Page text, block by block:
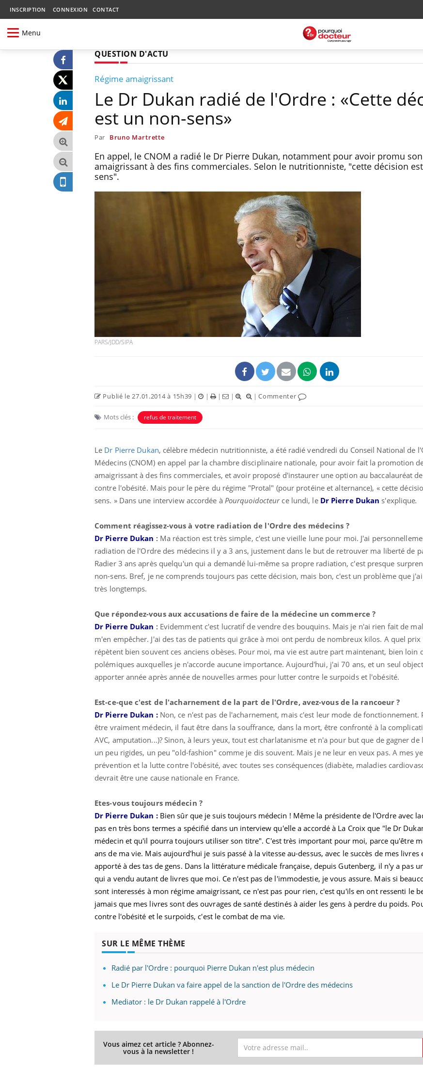
INSCRIPTION CONNEXION CONTACT
Menu
QUESTION D'ACTU
Régime amaigrissant
Le Dr Dukan radié de l'Ordre : «Cette
est un non-sens»
Par Bruno Martrette
En appel, le CNOM a radié le Dr Pierre Dukan, notamment pour avoir promu
amaigrissant à des fins commerciales. Selon le nutritionniste, "cette décision
sens".
PARS/JDD/SIPA
Publié le 27.01.2014 à 15h39 | | | | |Commenter
Mots clés : refus de traitement
Le Dr Pierre Dukan, célèbre médecin nutritionniste, a été radié vendredi du Conseil National de
Médecins (CNOM) en appel par la chambre disciplinaire nationale, pour avoir fait la promotion
amaigrissant à des fins commerciales, et avoir proposé d'instaurer une option au baccalauréat
contre l'obésité. Mais pour le père du régime "Protal" (pour protéine et alternance), « cette
sens. » Dans une interview accordée à Pourquoidocteurce lundi, le Dr Pierre Dukan s'explique.
Comment réagissez-vous à votre radiation de l'Ordre des médecins ?
Dr Pierre Dukan : Ma réaction est très simple, c'est une vieille lune pour moi. J'ai
radiation de l'Ordre des médecins il y a 3 ans, justement dans le but de retrouver ma liberté de
Radier 3 ans après quelqu'un qui a demandé lui-même sa propre radiation, c'est presque
non-sens. Bref, je ne comprends toujours pas cette décision, mais bon, c'est un problème que
très longtemps.
Que répondez-vous aux accusations de faire de la médecine un commerce ?
Dr Pierre Dukan : Evidemment c'est lucratif de vendre des bouquins. Mais je n'ai rien fait de
m'en empêcher. J'ai des tas de patients qui grâce à moi ont perdu de nombreux kilos. A quel prix
répètent bien souvent ces anciens obèses. Pour moi, ma vie est autre part maintenant, bien loin
polémiques auxquelles je n'accorde aucune importance. Aujourd'hui, j'ai 70 ans, et un seul
apporter année après année de nouvelles armes pour lutter contre le surpoids et l'obésité.
Est-ce-que c'est de l'acharnement de la part de l'Ordre, avez-vous de la rancoeur ?
Dr Pierre Dukan : Non, ce n'est pas de l'acharnement, mais c'est leur mode de fonctionnement.
être vraiment médecin, il faut être dans la souffrance, dans la mort, être confronté à la
AVC, amputation...)? Sinon, à leurs yeux, tout est charlatanisme et n'a pour but que de gagner de
un peu rigides, un peu "old-fashion" comme je dis souvent. Mais je ne leur en veux pas. A mes
prévention et la lutte contre l'obésité, avec toutes ses conséquences (diabète, maladies
devrait être une cause nationale en France.
Etes-vous toujours médecin ?
Dr Pierre Dukan : Bien sûr que je suis toujours médecin ! Même la présidente de l'Ordre avec
pas en très bons termes a spécifié dans un interview qu'elle a accordé à La Croix que "le Dr
médecin et qu'il pourra toujours utiliser son titre". C'est très important pour moi, parce qu'être
ans de ma vie. Mais aujourd'hui je suis passé à la vitesse au-dessus, avec le succès de mes livres
apporté à des tas de gens. Dans la littérature médicale française, depuis Gutenberg, il n'y a pas
qui a vendu autant de livres que moi. Ce n'est pas de l'immodestie, je vous assure. Mais si
sont interessés à mon régime amaigrissant, ce n'est pas pour rien, c'est qu'ils en ont ressenti le
jamais que mes livres sont des ouvrages de santé destinés à aider les gens à perdre du poids.
contre l'obésité et le surpoids, c'est le combat de ma vie.
SUR LE MÊME THÈME
Radié par l'Ordre : pourquoi Pierre Dukan n'est plus médecin
Le Dr Pierre Dukan va faire appel de la sanction de l'Ordre des médecins
Mediator : le Dr Dukan rappelé à l'Ordre
Vous aimez cet article ? Abonnez-
vous à la newsletter !
Fatigue en vacances :
normal ou signe d’une
Et si les caries pouvaient
bientôt disparaître sans
plombage ?
Éclipse solaire du 12 août
: “Des verres adaptés,
c'est indispensable pour
la santé des yeux”
Les
très